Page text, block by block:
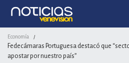
Economía /
Fedecámaras Portuguesa destacó que
apostar por nuestro país”